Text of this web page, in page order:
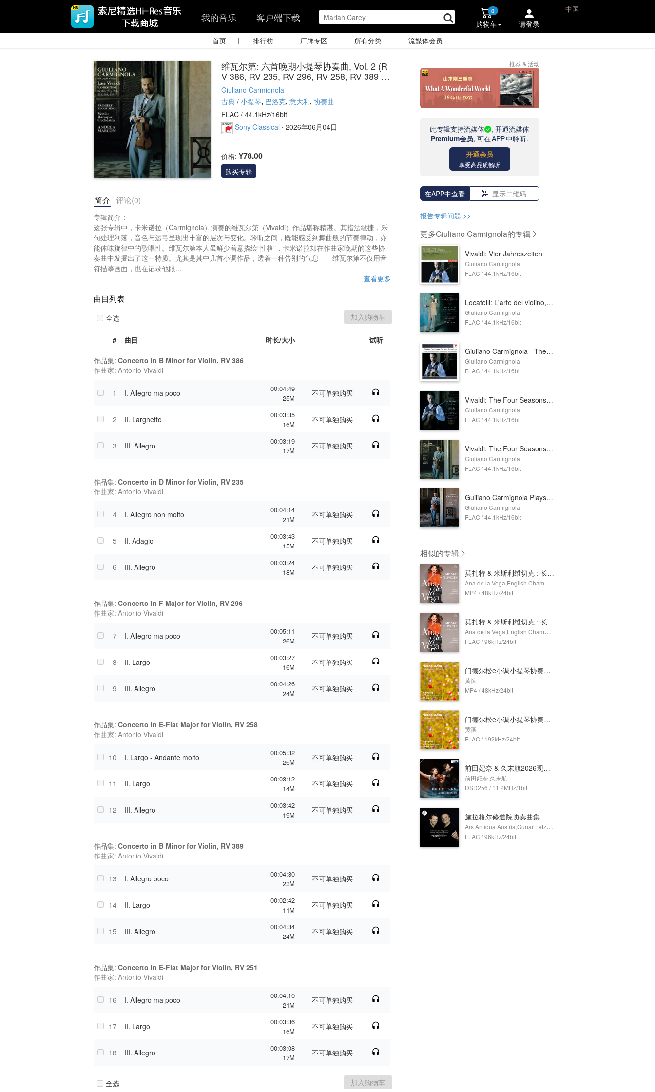
我的音乐 客户端下载 0
购物车 请登录
中国
首页 | 排行榜 | 厂牌专区 | 所有分类 | 流媒体会员
维瓦尔第: 六首晚期小提琴协奏曲, Vol. 2 (R
V 386, RV 235, RV 296, RV 258, RV 389 an
d RV 251)
Giuliano Carmignola
古典 / 小提琴, 巴洛克, 意大利, 协奏曲
FLAC / 44.1kHz/16bit
Sony Classical · 2026年06月04日
价格: ¥78.00
购买专辑
简介 评论(0)
专辑简介：
这张专辑中，卡米诺拉（Carmignola）演奏的维瓦尔第（Vivaldi）作品堪称精湛。其指法敏捷，乐
句处理利落，音色与运弓呈现出丰富的层次与变化。聆听之间，既能感受到舞曲般的节奏律动，亦
能体味旋律中的歌唱性。维瓦尔第本人虽鲜少着意描绘“性格”，卡米诺拉却在作曲家晚期的这些协
奏曲中发掘出了这一特质。尤其是其中几首小调作品，透着一种告别的气息——维瓦尔第不仅用音
符描摹画面，也在记录他眼...
查看更多
曲目列表
全选
# 曲目 时长/大小 试听
作品集: Concerto in B Minor for Violin, RV 386
作曲家: Antonio Vivaldi
1 I. Allegro ma poco
00:04:49
25M
不可单独购买
2 II. Larghetto
00:03:35
16M
不可单独购买
3 III. Allegro
00:03:19
17M
不可单独购买
作品集: Concerto in D Minor for Violin, RV 235
作曲家: Antonio Vivaldi
4 I. Allegro non molto
00:04:14
21M
不可单独购买
5 II. Adagio
00:03:43
15M
不可单独购买
6 III. Allegro
00:03:24
18M
不可单独购买
作品集: Concerto in F Major for Violin, RV 296
作曲家: Antonio Vivaldi
7 I. Allegro ma poco
00:05:11
26M
不可单独购买
8 II. Largo
00:03:27
16M
不可单独购买
9 III. Allegro
00:04:26
24M
不可单独购买
作品集: Concerto in E-Flat Major for Violin, RV 258
作曲家: Antonio Vivaldi
10 I. Largo - Andante molto
00:05:32
26M
不可单独购买
11 II. Largo
00:03:12
14M
不可单独购买
12 III. Allegro
00:03:42
19M
不可单独购买
作品集: Concerto in B Minor for Violin, RV 389
作曲家: Antonio Vivaldi
13 I. Allegro poco
00:04:30
23M
不可单独购买
14 II. Largo
00:02:42
11M
不可单独购买
15 III. Allegro
00:04:34
24M
不可单独购买
作品集: Concerto in E-Flat Major for Violin, RV 251
作曲家: Antonio Vivaldi
16 I. Allegro ma poco
00:04:10
21M
不可单独购买
17 II. Largo
00:03:36
16M
不可单独购买
18 III. Allegro
00:03:08
17M
不可单独购买
全选
推荐 & 活动
此专辑支持流媒体
, 开通流媒体
Premium会员, 可在APP中聆听.
开通会员
享受高品质畅听
在APP中查看 显示二维码
报告专辑问题 >>
更多Giuliano Carmignola的专辑
Vivaldi: Vier Jahreszeiten
Giuliano Carmignola
FLAC / 44.1kHz/16bit
Locatelli: L'arte del violino, Op. 3
Giuliano Carmignola
FLAC / 44.1kHz/16bit
Giuliano Carmignola - The Complete Sony Recordings
Giuliano Carmignola
FLAC / 44.1kHz/16bit
Vivaldi: The Four Seasons and Three Concertos for Violin and Orchestra
Giuliano Carmignola
FLAC / 44.1kHz/16bit
Vivaldi: The Four Seasons and Three Concertos for Violin and Orchestra
Giuliano Carmignola
FLAC / 44.1kHz/16bit
Guiliano Carmignola Plays Vivaldi
Giuliano Carmignola
FLAC / 44.1kHz/16bit
相似的专辑
莫扎特 & 米斯利维切克 : 长笛协奏曲 (Dolby Atmos)
Ana de la Vega,English Chamber Orchestra
MP4 / 48kHz/24bit
莫扎特 & 米斯利维切克 : 长笛协奏曲
Ana de la Vega,English Chamber Orchestra
FLAC / 96kHz/24bit
门德尔松e小调小提琴协奏曲 Op.64 (Dolby Atmos)
黄滨
MP4 / 48kHz/24bit
门德尔松e小调小提琴协奏曲 Op.64
黄滨
FLAC / 192kHz/24bit
前田妃奈 & 久末航2026现场音乐会 (11.2MHz DSD)
前田妃奈,久末航
DSD256 / 11.2MHz/1bit
施拉格尔修道院协奏曲集
Ars Antiqua Austria,Gunar Letzbor,Erich Traxler
FLAC / 96kHz/24bit